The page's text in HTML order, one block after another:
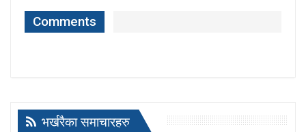
Comments
भर्खरैका समाचारहरु